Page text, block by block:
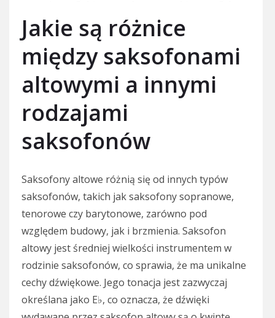
Jakie są różnice
między saksofonami
altowymi a innymi
rodzajami
saksofonów
Saksofony altowe różnią się od innych typów
saksofonów, takich jak saksofony sopranowe,
tenorowe czy barytonowe, zarówno pod
względem budowy, jak i brzmienia. Saksofon
altowy jest średniej wielkości instrumentem w
rodzinie saksofonów, co sprawia, że ma unikalne
cechy dźwiękowe. Jego tonacja jest zazwyczaj
określana jako E♭, co oznacza, że dźwięki